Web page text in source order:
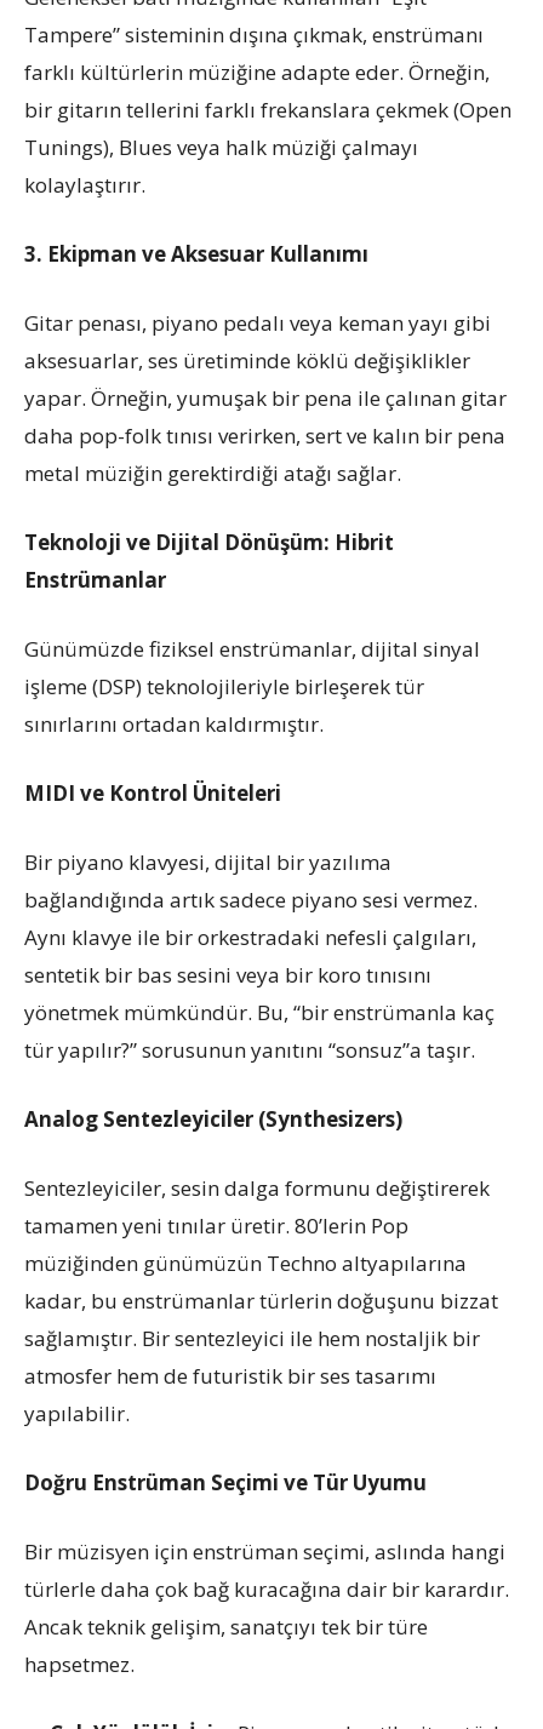
Tampere” sisteminin dışına çıkmak, enstrümanı
farklı kültürlerin müziğine adapte eder. Örneğin,
bir gitarın tellerini farklı frekanslara çekmek (Open
Tunings), Blues veya halk müziği çalmayı
kolaylaştırır.
3. Ekipman ve Aksesuar Kullanımı
Gitar penası, piyano pedalı veya keman yayı gibi
aksesuarlar, ses üretiminde köklü değişiklikler
yapar. Örneğin, yumuşak bir pena ile çalınan gitar
daha pop-folk tınısı verirken, sert ve kalın bir pena
metal müziğin gerektirdiği atağı sağlar.
Teknoloji ve Dijital Dönüşüm: Hibrit
Enstrümanlar
Günümüzde fiziksel enstrümanlar, dijital sinyal
işleme (DSP) teknolojileriyle birleşerek tür
sınırlarını ortadan kaldırmıştır.
MIDI ve Kontrol Üniteleri
Bir piyano klavyesi, dijital bir yazılıma
bağlandığında artık sadece piyano sesi vermez.
Aynı klavye ile bir orkestradaki nefesli çalgıları,
sentetik bir bas sesini veya bir koro tınısını
yönetmek mümkündür. Bu, “bir enstrümanla kaç
tür yapılır?” sorusunun yanıtını “sonsuz”a taşır.
Analog Sentezleyiciler (Synthesizers)
Sentezleyiciler, sesin dalga formunu değiştirerek
tamamen yeni tınılar üretir. 80’lerin Pop
müziğinden günümüzün Techno altyapılarına
kadar, bu enstrümanlar türlerin doğuşunu bizzat
sağlamıştır. Bir sentezleyici ile hem nostaljik bir
atmosfer hem de futuristik bir ses tasarımı
yapılabilir.
Doğru Enstrüman Seçimi ve Tür Uyumu
Bir müzisyen için enstrüman seçimi, aslında hangi
türlerle daha çok bağ kuracağına dair bir karardır.
Ancak teknik gelişim, sanatçıyı tek bir türe
hapsetmez.